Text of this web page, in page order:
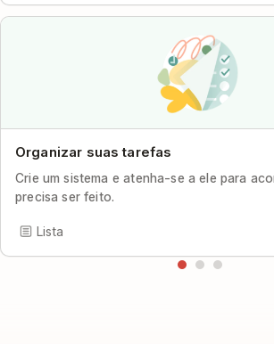
Organizar suas tarefas
Crie um sistema e atenha-se a ele para
precisa ser feito.
Lista